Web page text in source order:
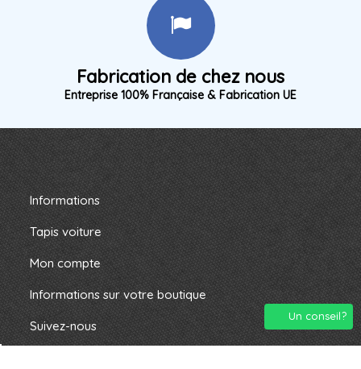
Fabrication de chez nous
Entreprise 100% Française & Fabrication UE
Informations
Tapis voiture
Mon compte
Informations sur votre boutique
Suivez-nous
Un conseil?